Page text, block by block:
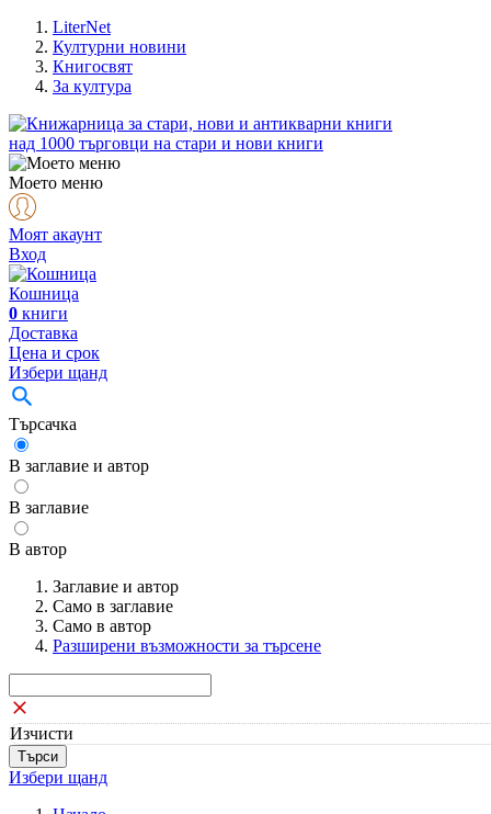
LiterNet
Културни новини
Книгосвят
За култура
над 1000 търговци на стари и нови книги
Моето меню
Моят акаунт
Вход
Кошница
0 книги
Доставка
Цена и срок
Избери щанд
Търсачка
В заглавие и автор
В заглавие
В автор
Заглавие и автор
Само в заглавие
Само в автор
Разширени възможности за търсене
Изчисти
Избери щанд